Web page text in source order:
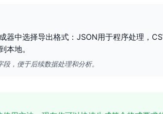
器中选择导出格式：JSON用于程序处理，
本地。
，便于后续数据处理和分析。